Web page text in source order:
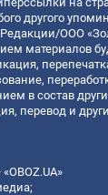
другого
ООО
материалов
в состав
перевод и